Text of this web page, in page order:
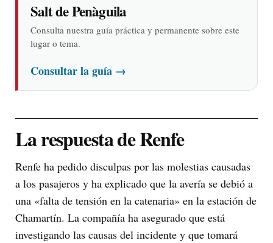
Salt de Penàguila
Consulta nuestra guía práctica y permanente sobre este
lugar o tema.
Consultar la guía →
La respuesta de Renfe
Renfe ha pedido disculpas por las molestias causadas
a los pasajeros y ha explicado que la avería se debió a
una «falta de tensión en la catenaria» en la estación de
Chamartín. La compañía ha asegurado que está
investigando las causas del incidente y que tomará